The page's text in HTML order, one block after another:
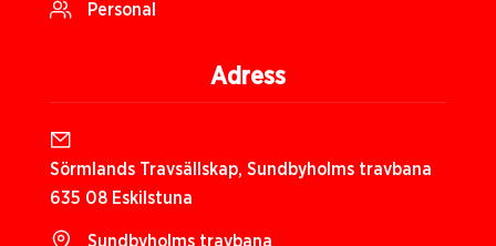
Personal
Adress
Sörmlands Travsällskap, Sundbyholms travbana
635 08 Eskilstuna
Sundbyholms travbana